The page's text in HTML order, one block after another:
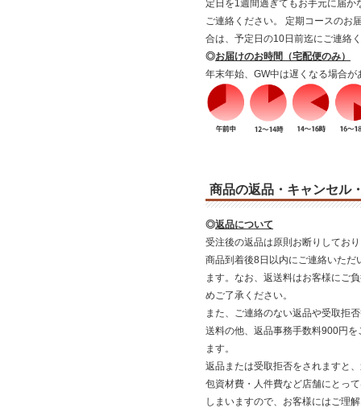
定日を1週間過ぎてもお手元に届か
ご連絡ください。 定期コースのお
合は、予定日の10日前迄にご連絡
◎お届けのお時間（宅配便のみ）
年末年始、GW中は遅くなる場合が
商品の返品・キャンセル
◎返品について
受注後の返品は原則お断りしてお
商品到着後8日以内にご連絡いただ
ます。なお、返送料はお客様にご
めご了承ください。
また、ご連絡のない返品や受取拒
送料の他、返品事務手数料900円
ます。
返品または受取拒否をされますと
包資材費・人件費など店舗にとっ
しまいますので、お客様にはご理